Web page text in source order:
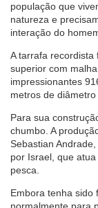
população que
natureza e
interação do
A tarrafa recordista
superior com
impressionantes
metros de
Para sua
chumbo. A
Sebastian
por Israel, que
pesca.
Embora tenha sido